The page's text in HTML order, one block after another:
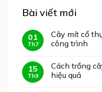
Bài viết mới
01
Th7
Cây mít cổ
công trình
15
Th9
Cách trồng
hiệu quả